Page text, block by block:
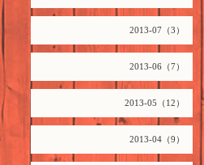
2013-07（3）
2013-06（7）
2013-05（12）
2013-04（9）